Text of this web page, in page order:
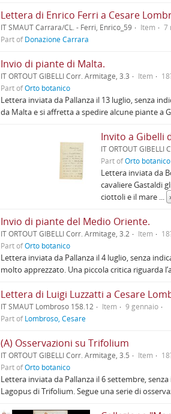
IT SMAUT Carrara/CL. - Ferri, Enrico_59 Item
7
Part ofDonazione Carrara
Invio di piante di Malta.
IT ORTOUT GIBELLI Corr. Armitage, 3.3 Item
Part ofOrto botanico
Lettera inviata da Pallanza il 13 luglio, senza
da Malta e si affretta a spedire alcune piante a
Invito a Gibelli
IT ORTOUT GIBELLI
Part ofOrto botanico
Lettera inviata da
cavaliere Gastaldi
ciottoli e il mare ...
Invio di piante del Medio Oriente.
IT ORTOUT GIBELLI Corr. Armitage, 3.2 Item
Part ofOrto botanico
Lettera inviata da Pallanza il 4 luglio, senza
molto apprezzato. Una piccola critica riguarda
Lettera di Luigi Luzzatti a Cesare
IT SMAUT Lombroso 158.12 Item
9 gennaio
Part ofLombroso, Cesare
(A) Osservazioni su Trifolium
IT ORTOUT GIBELLI Corr. Armitage, 3.5 Item
Part ofOrto botanico
Lettera inviata da Pallanza il 6 settembre,
Lagopus di Trifolium. Segue una serie di